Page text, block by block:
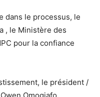
dans le processus, le
, le Ministère des
pour la confiance
le président /